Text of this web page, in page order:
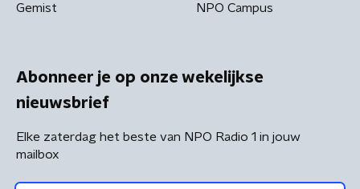
Gemist NPO Campus
Abonneer je op onze wekelijkse
nieuwsbrief
Elke zaterdag het beste van NPO Radio 1 in jouw
mailbox